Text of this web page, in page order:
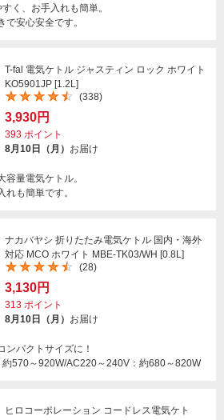
く、お手入れも簡単。
安心安全です。
T-fal 電気ケトル ジャスティン ロック ホワイト
KO5901JP [1.2L]
(338)
3,930円
393 ポイント
8月10日（月） お届け
量電気ケトル。
も簡単です。
ナカバヤシ 折りたたみ電気ケトル 国内・海外
対応 MCO ホワイト MBE-TK03/WH [0.8L]
(28)
3,130円
313 ポイント
8月10日（月） お届け
ンパクトサイズに！
570～920W/AC220～240V：約680～820W
ヒロコーポレーション コードレス電気ケト